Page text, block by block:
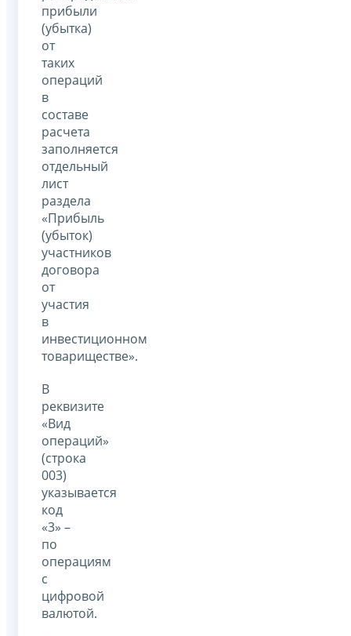
прибыли
(убытка)
от
таких
операций
в
составе
расчета
заполняется
отдельный
лист
раздела
«Прибыль
(убыток)
участников
договора
от
участия
в
инвестиционном
товариществе».
В
реквизите
«Вид
операций»
(строка
003)
указывается
код
«3» –
по
операциям
с
цифровой
валютой.